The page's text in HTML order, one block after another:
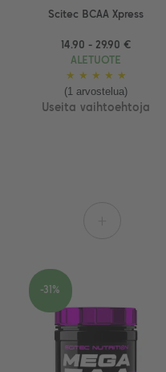
Scitec BCAA Xpress
14.90 - 29.90 €
ALETUOTE
★ ★ ★ ★ ★
(1 arvostelua)
Useita vaihtoehtoja
-31%